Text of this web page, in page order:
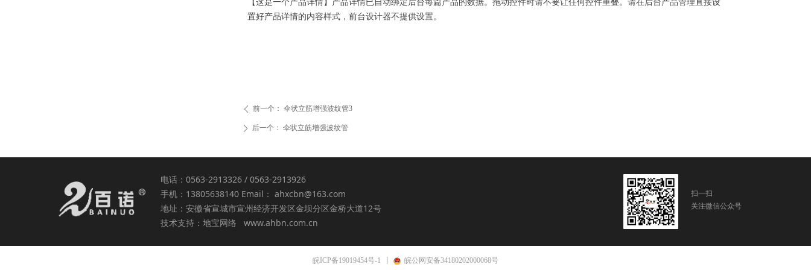
ꄴ 前一个： 伞状立筋增强波纹管3
ꄲ 后一个： 伞状立筋增强波纹管
【这是一个产品详情】产品详情已自动绑定后台每篇产品的数据。拖动控件时请不要让任何控件重叠。请在后台产品管理直接设
置好产品详情的内容样式，前台设计器不提供设置。
电话：0563-2913326 / 0563-2913926
手机：13805638140 Email： ahxcbn@163.com
地址：安徽省宣城市宣州经济开发区金坝分区金桥大道12号
技术支持： 地宝网络 www.ahbn.com.cn
扫一扫
关注微信公众号
皖ICP备19019454号-1 皖公网安备34180202000068号